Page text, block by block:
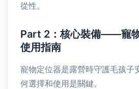
從性。
Part 2：核心裝備——寵
使用指南
寵物定位器是露營時守護毛孩子
何選擇和使用是關鍵。